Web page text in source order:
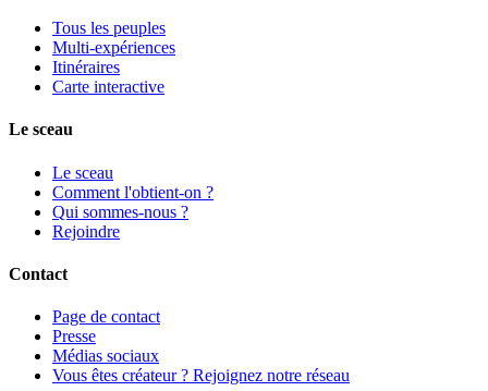
Tous les peuples
Multi-expériences
Itinéraires
Carte interactive
Le sceau
Le sceau
Comment l'obtient-on ?
Qui sommes-nous ?
Rejoindre
Contact
Page de contact
Presse
Médias sociaux
Vous êtes créateur ? Rejoignez notre réseau